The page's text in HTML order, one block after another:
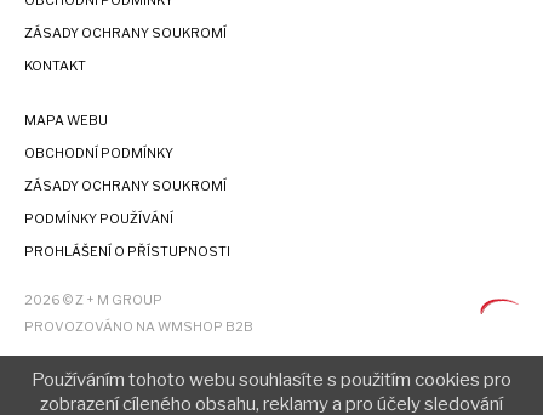
ZÁSADY OCHRANY SOUKROMÍ
KONTAKT
MAPA WEBU
OBCHODNÍ PODMÍNKY
ZÁSADY OCHRANY SOUKROMÍ
PODMÍNKY POUŽÍVÁNÍ
PROHLÁŠENÍ O PŘÍSTUPNOSTI
2026 © Z + M GROUP
PROVOZOVÁNO NA WMSHOP B2B
Používáním tohoto webu souhlasíte s použitím cookies pro
zobrazení cíleného obsahu, reklamy a pro účely sledování